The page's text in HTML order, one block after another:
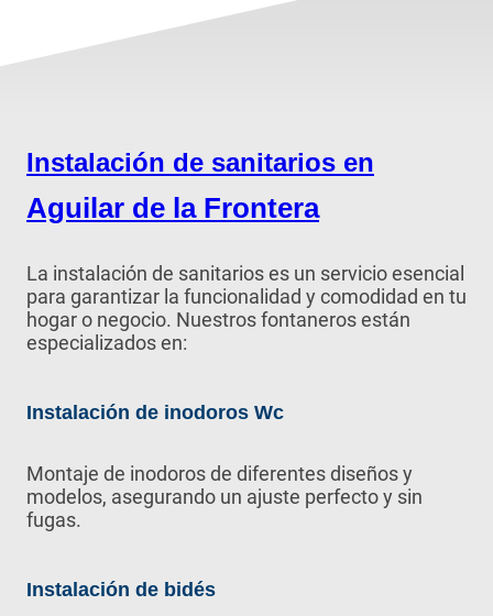
Instalación de sanitarios en
Aguilar de la Frontera
La instalación de sanitarios es un servicio esencial
para garantizar la funcionalidad y comodidad en tu
hogar o negocio. Nuestros fontaneros están
especializados en:
Instalación de inodoros Wc
Montaje de inodoros de diferentes diseños y
modelos, asegurando un ajuste perfecto y sin
fugas.
Instalación de bidés